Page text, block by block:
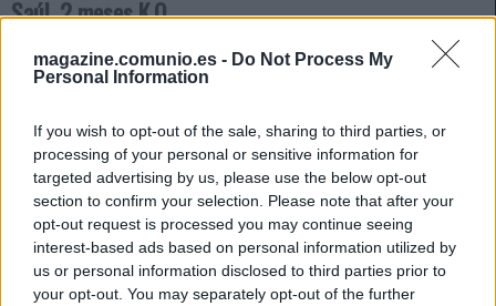
magazine.comunio.es - Do Not Process My
Personal Information
If you wish to opt-out of the sale, sharing to third parties, or
processing of your personal or sensitive information for
targeted advertising by us, please use the below opt-out
section to confirm your selection. Please note that after your
opt-out request is processed you may continue seeing
interest-based ads based on personal information utilized by
us or personal information disclosed to third parties prior to
your opt-out. You may separately opt-out of the further
Saúl, 2 meses K.O.
El Sevilla venció al Valladolid en la jornada 7 en un partido
equipo hispalense ha confirmado que sufre una lesión de
alto grado en el bíceps femoral del muslo izquierdo y será
baja unos 2 meses.
Pep Chavarría, lesionado en Girona
El Rayo sacó un valioso empate en su visita a Montilivi,